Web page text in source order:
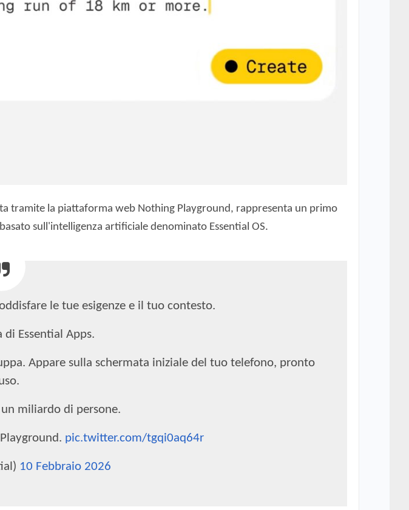
tramite la piattaforma web Nothing Playground, rappresenta un primo
sull'intelligenza artificiale denominato Essential OS.
le tue esigenze e il tuo contesto.
di Essential Apps.
Appare sulla schermata iniziale del tuo telefono, pronto
miliardo di persone.
pic.twitter.com/tgqi0aq64r
10 Febbraio 2026